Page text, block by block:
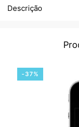
Descrição
-37%